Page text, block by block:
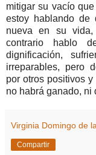
mitigar su vacío
estoy hablando de
nueva en su
contrario hablo
dignificación,
irreparables, pero
por otros positivos
no habrá ganado, ni
Virginia Domingo de
Compartir